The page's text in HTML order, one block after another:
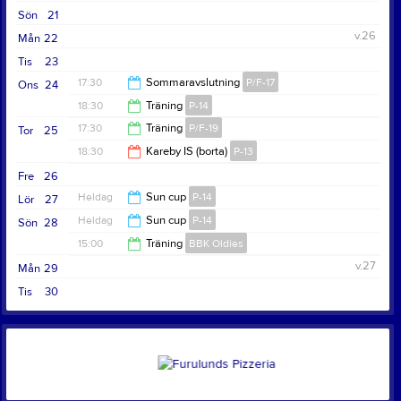
21
Sön
22
Mån
v.26
23
Tis
24
Ons 17:30 Sommaravslutning P/F-17
18:30
18:30 Träning P-14
20:00
25
Tor 17:30 Träning P/F-19
18:30 Kareby IS (borta) P-13
20:30
26
Fre
27
Lör Heldag Sun cup P-14
28
Sön Heldag Sun cup P-14
15:00
Träning BBK Oldies
29
Mån
v.27
30
Tis